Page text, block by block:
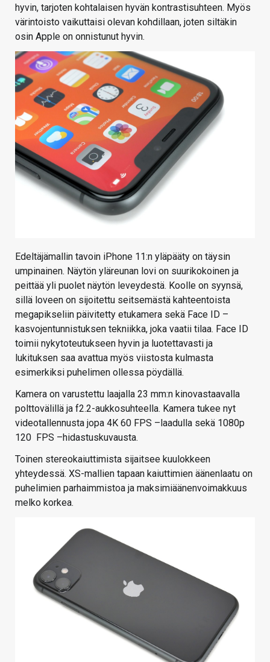
hyvin, tarjoten kohtalaisen hyvän kontrastisuhteen. Myös
värintoisto vaikuttaisi olevan kohdillaan, joten siltäkin
osin Apple on onnistunut hyvin.
Edeltäjämallin tavoin iPhone 11:n yläpääty on täysin
umpinainen. Näytön yläreunan lovi on suurikokoinen ja
peittää yli puolet näytön leveydestä. Koolle on syynsä,
sillä loveen on sijoitettu seitsemästä kahteentoista
megapikseliin päivitetty etukamera sekä Face ID –
kasvojentunnistuksen tekniikka, joka vaatii tilaa. Face ID
toimii nykytoteutukseen hyvin ja luotettavasti ja
lukituksen saa avattua myös viistosta kulmasta
esimerkiksi puhelimen ollessa pöydällä.
Kamera on varustettu laajalla 23 mm:n kinovastaavalla
polttovälillä ja f2.2-aukkosuhteella. Kamera tukee nyt
videotallennusta jopa 4K 60 FPS –laadulla sekä 1080p
120 FPS –hidastuskuvausta.
Toinen stereokaiuttimista sijaitsee kuulokkeen
yhteydessä. XS-mallien tapaan kaiuttimien äänenlaatu on
puhelimien parhaimmistoa ja maksimiäänenvoimakkuus
melko korkea.